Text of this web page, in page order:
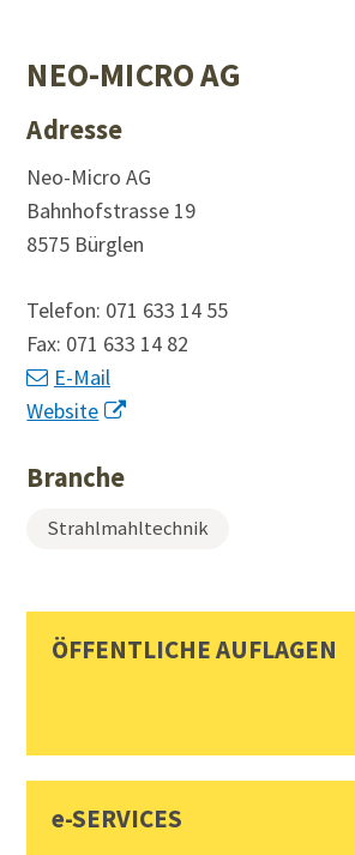
NEO-MICRO AG
Adresse
Neo-Micro AG
Bahnhofstrasse 19
8575 Bürglen
Telefon: 071 633 14 55
Fax: 071 633 14 82
E-Mail
Website
Branche
Strahlmahltechnik
Sidebar
Toplinks
ÖFFENTLICHE AUFLAGEN
e-SERVICES